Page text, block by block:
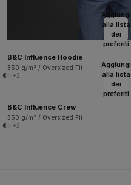
Aggiungi
alla lista
dei
preferiti
B&C Influence Hoodie
350 g/m² / Oversized Fit
+2
Aggiungi
alla lista
dei
preferiti
B&C Influence Crew
350 g/m² / Oversized Fit
+2